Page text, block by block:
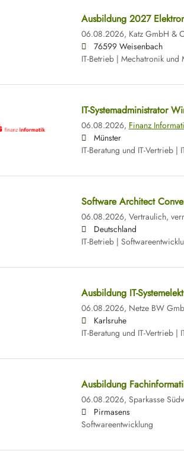
Ausbildung 2027
06.08.2026, Katz GmbH &
76599 Weisenbach
IT-Betrieb | Mechatronik und
IT-Systemadministrator
06.08.2026, Finanz
Münster
IT-Beratung und IT-Vertrieb |
Software Architect
06.08.2026, Vertraulich,
Deutschland
IT-Betrieb |
Ausbildung IT-
06.08.2026, Netze BW
Karlsruhe
IT-Beratung und IT-Vertrieb |
Ausbildung
06.08.2026, Sparkasse
Pirmasens
Softwareentwicklung